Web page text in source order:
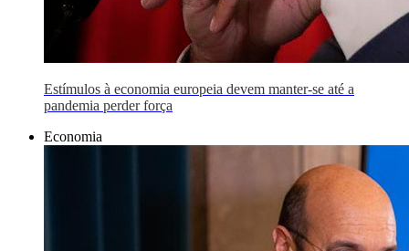
Estímulos à economia europeia devem manter-se até a
pandemia perder força
Economia